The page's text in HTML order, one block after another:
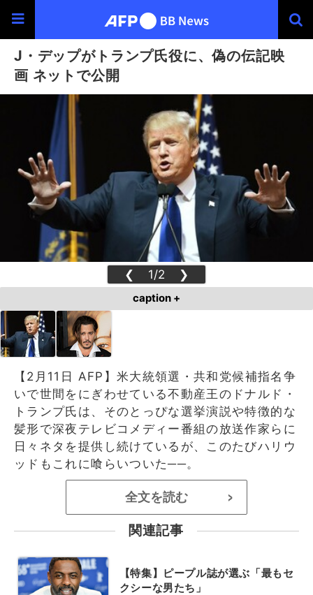
J・デップがトランプ氏役に、偽の伝記映
画 ネットで公開
❮ 1/2 ❯
caption +
【2月11日 AFP】米大統領選・共和党候補指名争
いで世間をにぎわせている不動産王のドナルド・
トランプ氏は、そのとっぴな選挙演説や特徴的な
髪形で深夜テレビコメディー番組の放送作家らに
日々ネタを提供し続けているが、このたびハリウ
ッドもこれに喰らいついた──。
全文を読む >
関連記事
【特集】ピープル誌が選ぶ「最もセ
クシーな男たち」